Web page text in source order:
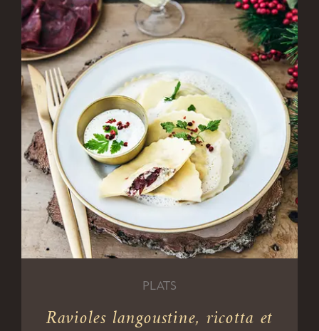
PLATS
Ravioles langoustine, ricotta et